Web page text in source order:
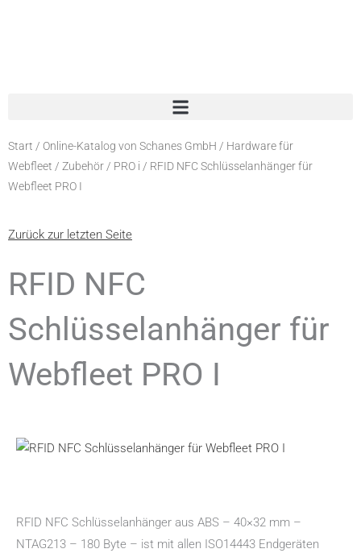
Start / Online-Katalog von Schanes GmbH / Hardware für
Webfleet / Zubehör / PRO i / RFID NFC Schlüsselanhänger für
Webfleet PRO I
Zurück zur letzten Seite
RFID NFC
Schlüsselanhänger für
Webfleet PRO I
RFID NFC Schlüsselanhänger aus ABS – 40×32 mm –
NTAG213 – 180 Byte – ist mit allen ISO14443 Endgeräten